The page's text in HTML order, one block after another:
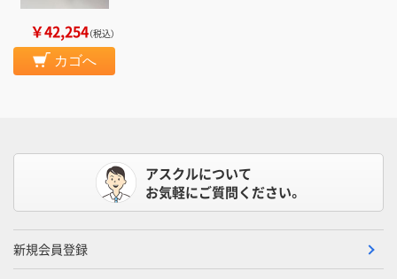
￥42,254（税込）
カゴへ
アスクルについて
お気軽にご質問ください。
新規会員登録